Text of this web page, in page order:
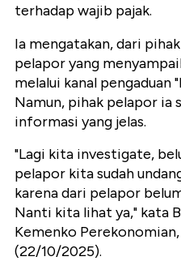
terhadap wajib pajak.
Ia mengatakan, dari
pelapor yang
melalui kanal pengaduan
Namun, pihak pelapor ia
informasi yang jelas.
"Lagi kita investigate,
pelapor kita sudah
karena dari pelapor
Nanti kita lihat ya," kata
Kemenko
(22/10/2025).